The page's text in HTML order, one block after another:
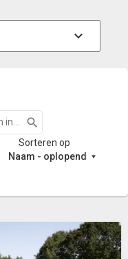
Sorteren op
Naam - oplopend